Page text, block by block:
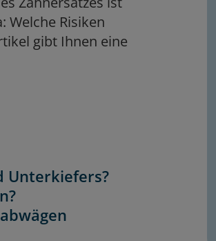
Welche Risiken
gibt Ihnen eine
Unterkiefers?